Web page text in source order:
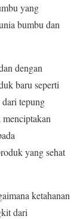
yang
bumbu dan
dengan
baru seperti
tepung
yang sehat
ketahanan
dari